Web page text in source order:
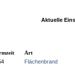
Aktuelle
Art
Flächenbrand